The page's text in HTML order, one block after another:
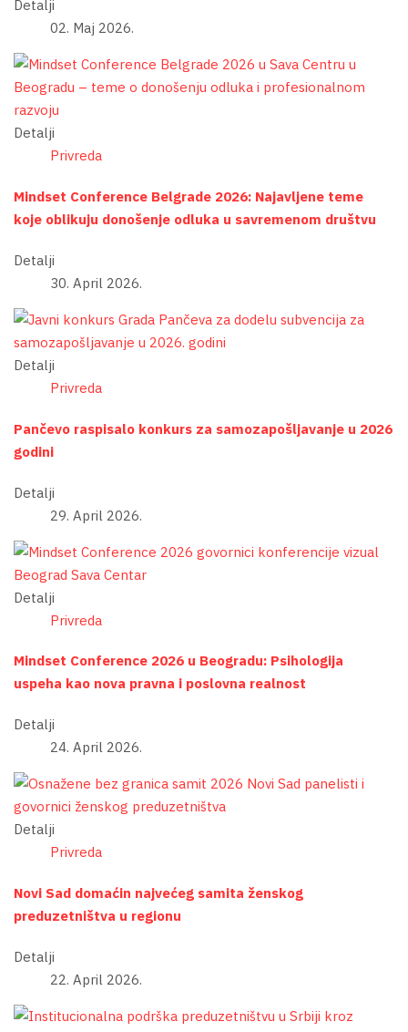
Detalji
02. Maj 2026.
Detalji
Privreda
Mindset Conference Belgrade 2026: Najavljene teme
koje oblikuju donošenje odluka u savremenom društvu
Detalji
30. April 2026.
Detalji
Privreda
Pančevo raspisalo konkurs za samozapošljavanje u 2026
godini
Detalji
29. April 2026.
Detalji
Privreda
Mindset Conference 2026 u Beogradu: Psihologija
uspeha kao nova pravna i poslovna realnost
Detalji
24. April 2026.
Detalji
Privreda
Novi Sad domaćin najvećeg samita ženskog
preduzetništva u regionu
Detalji
22. April 2026.